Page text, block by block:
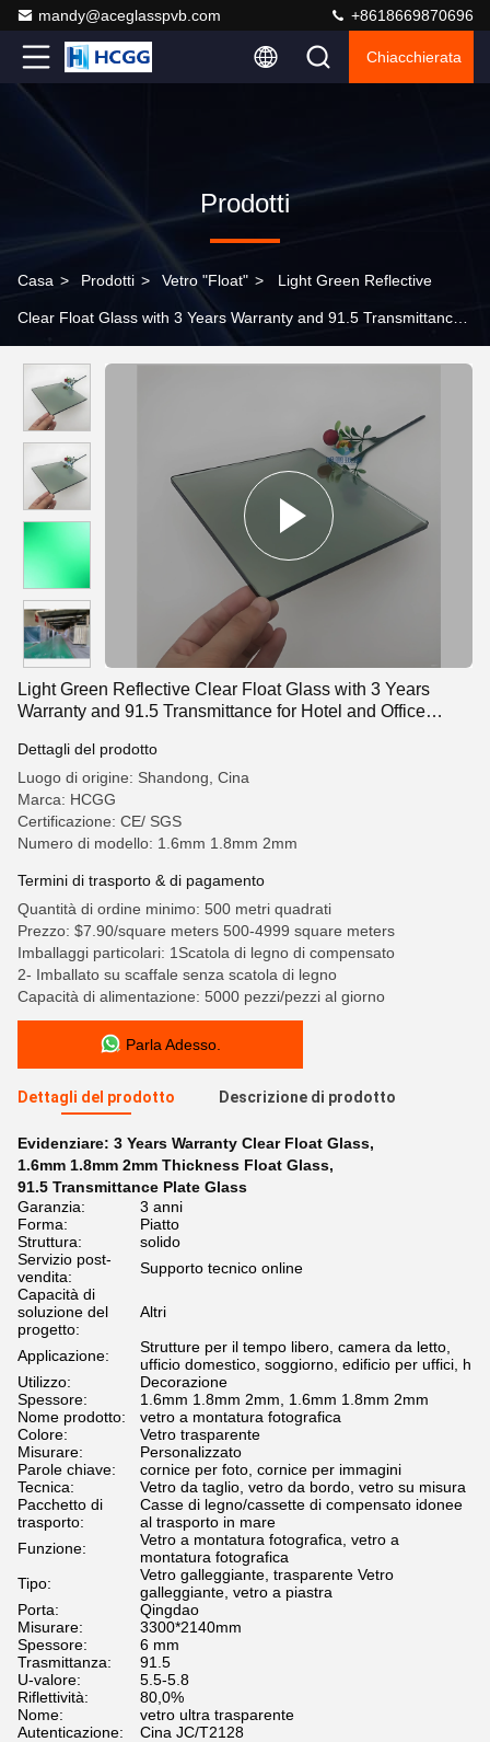
mandy@aceglasspvb.com +8618669870696
Chiacchierata
Prodotti
Casa > Prodotti > Vetro "float" > Light Green Reflective
Clear Float Glass with 3 Years Warranty and 91.5 Transmittance
Light Green Reflective Clear Float Glass with 3 Years
Warranty and 91.5 Transmittance for Hotel and Office
Dettagli del prodotto
Luogo di origine: Shandong, Cina
Marca: HCGG
Certificazione: CE/ SGS
Numero di modello: 1.6mm 1.8mm 2mm
Termini di trasporto & di pagamento
Quantità di ordine minimo: 500 metri quadrati
Prezzo: $7.90/square meters 500-4999 square meters
Imballaggi particolari: 1Scatola di legno di compensato
2- Imballato su scaffale senza scatola di legno
Capacità di alimentazione: 5000 pezzi/pezzi al giorno
Parla Adesso.
Dettagli del prodotto Descrizione di prodotto
Evidenziare: 3 Years Warranty Clear Float Glass,
1.6mm 1.8mm 2mm Thickness Float Glass,
91.5 Transmittance Plate Glass
Garanzia:
3 anni
Forma:
Piatto
Struttura:
solido
Servizio post-
vendita:
Supporto tecnico online
Capacità di
soluzione del
progetto:
Altri
Applicazione:
Strutture per il tempo libero, camera da letto,
ufficio domestico, soggiorno, edificio per uffici, h
Utilizzo:
Decorazione
Spessore:
1.6mm 1.8mm 2mm, 1.6mm 1.8mm 2mm
Nome prodotto:
vetro a montatura fotografica
Colore:
Vetro trasparente
Misurare:
Personalizzato
Parole chiave:
cornice per foto, cornice per immagini
Tecnica:
Vetro da taglio, vetro da bordo, vetro su misura
Pacchetto di
trasporto:
Casse di legno/cassette di compensato idonee
al trasporto in mare
Funzione:
Vetro a montatura fotografica, vetro a
montatura fotografica
Tipo:
Vetro galleggiante, trasparente Vetro
galleggiante, vetro a piastra
Porta:
Qingdao
Misurare:
3300*2140mm
Spessore:
6 mm
Trasmittanza:
91.5
U-valore:
5.5-5.8
Riflettività:
80,0%
Nome:
vetro ultra trasparente
Autenticazione:
Cina JC/T2128